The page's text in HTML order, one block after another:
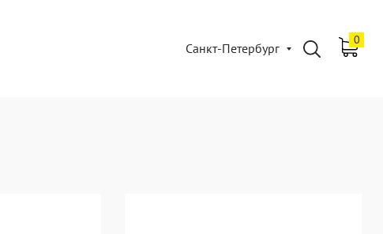
Санкт-Петербург
0